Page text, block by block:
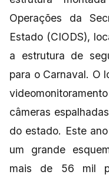
Operações da
Estado (CIODS),
a estrutura de
para o Carnaval. O
câmeras
do estado. Este
um grande
mais de 56 mil